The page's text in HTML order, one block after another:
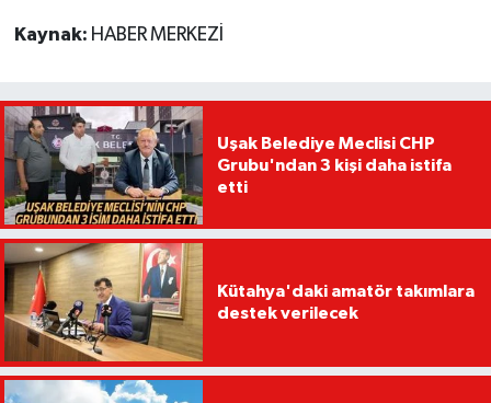
Kaynak: HABER MERKEZİ
Uşak Belediye Meclisi CHP
Grubu'ndan 3 kişi daha istifa
etti
Kütahya'daki amatör takımlara
destek verilecek